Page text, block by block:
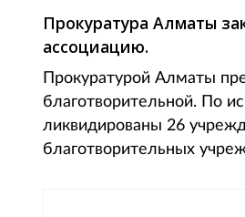
Прокуратура Алматы
ассоциацию.
Прокуратурой Алматы
благотворительной. По
ликвидированы 26
благотворительных